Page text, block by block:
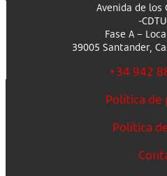
Avenida de los
-
Fase A –
39005 Santander,
+34 942
Política de
Política